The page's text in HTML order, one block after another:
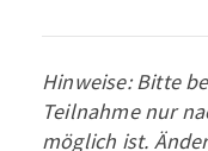
Hinweise: Bitte
Teilnahme nur
möglich ist.